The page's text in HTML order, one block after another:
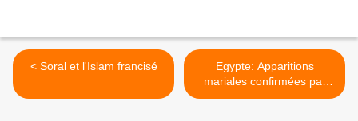
< Soral et l'Islam francisé
Egypte: Apparitions
mariales confirmées par
l'Évêché Orthodoxe Copte